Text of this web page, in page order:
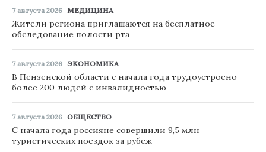
7 августа 2026 МЕДИЦИНА
Жители региона приглашаются на бесплатное
обследование полости рта
7 августа 2026 ЭКОНОМИКА
В Пензенской области с начала года трудоустроено
более 200 людей с инвалидностью
7 августа 2026 ОБЩЕСТВО
С начала года россияне совершили 9,5 млн
туристических поездок за рубеж